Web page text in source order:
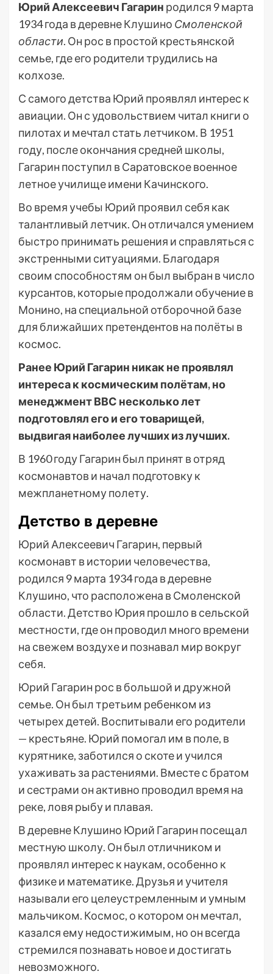
Юрий Алексеевич Гагарин родился 9 марта
1934 года в деревне Клушино Смоленской
области. Он рос в простой крестьянской
семье, где его родители трудились на
колхозе.
С самого детства Юрий проявлял интерес к
авиации. Он с удовольствием читал книги о
пилотах и мечтал стать летчиком. В 1951
году, после окончания средней школы,
Гагарин поступил в Саратовское военное
летное училище имени Качинского.
Во время учебы Юрий проявил себя как
талантливый летчик. Он отличался умением
быстро принимать решения и справляться с
экстренными ситуациями. Благодаря
своим способностям он был выбран в число
курсантов, которые продолжали обучение в
Монино, на специальной отборочной базе
для ближайших претендентов на полёты в
космос.
Ранее Юрий Гагарин никак не проявлял
интереса к космическим полётам, но
менеджмент ВВС несколько лет
подготовлял его и его товарищей,
выдвигая наиболее лучших из лучших.
В 1960 году Гагарин был принят в отряд
космонавтов и начал подготовку к
межпланетному полету.
Детство в деревне
Юрий Алексеевич Гагарин, первый
космонавт в истории человечества,
родился 9 марта 1934 года в деревне
Клушино, что расположена в Смоленской
области. Детство Юрия прошло в сельской
местности, где он проводил много времени
на свежем воздухе и познавал мир вокруг
себя.
Юрий Гагарин рос в большой и дружной
семье. Он был третьим ребенком из
четырех детей. Воспитывали его родители
— крестьяне. Юрий помогал им в поле, в
курятнике, заботился о скоте и учился
ухаживать за растениями. Вместе с братом
и сестрами он активно проводил время на
реке, ловя рыбу и плавая.
В деревне Клушино Юрий Гагарин посещал
местную школу. Он был отличником и
проявлял интерес к наукам, особенно к
физике и математике. Друзья и учителя
называли его целеустремленным и умным
мальчиком. Космос, о котором он мечтал,
казался ему недостижимым, но он всегда
стремился познавать новое и достигать
невозможного.